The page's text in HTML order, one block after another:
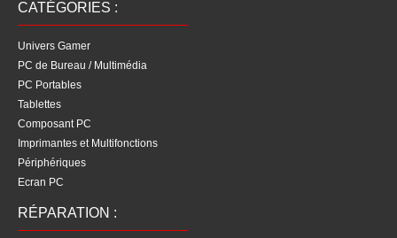
CATÉGORIES :
Univers Gamer
PC de Bureau / Multimédia
PC Portables
Tablettes
Composant PC
Imprimantes et Multifonctions
Périphériques
Ecran PC
RÉPARATION :